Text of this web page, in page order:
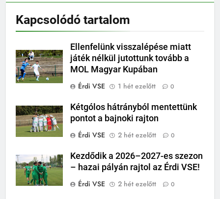
Kapcsolódó tartalom
Ellenfelünk visszalépése miatt
játék nélkül jutottunk tovább a
MOL Magyar Kupában
Érdi VSE
1 hét ezelőtt 0
Kétgólos hátrányból mentettünk
pontot a bajnoki rajton
Érdi VSE
2 hét ezelőtt 0
Kezdődik a 2026–2027-es szezon
– hazai pályán rajtol az Érdi VSE!
Érdi VSE
2 hét ezelőtt 0